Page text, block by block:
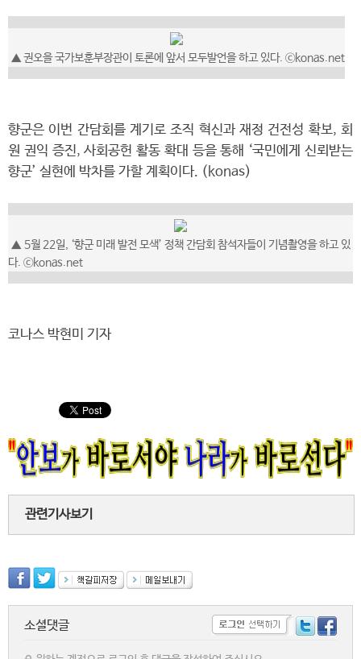
▲ 권오을 국가보훈부장관이 토론에 앞서 모두발언을 하고 있다. ⓒkonas.net
향군은 이번 간담회를 계기로 조직 혁신과 재정 건전성 확보, 회
원 권익 증진, 사회공헌 활동 확대 등을 통해 ‘국민에게 신뢰받는
향군’ 실현에 박차를 가할 계획이다. (konas)
▲ 5월 22일, ‘향군 미래 발전 모색’ 정책 간담회 참석자들이 기념촬영을 하고 있
다. ⓒkonas.net
코나스 박현미 기자
관련기사보기
소셜댓글